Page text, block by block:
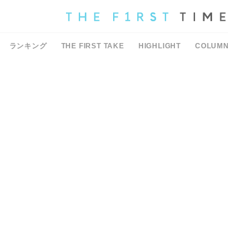
ランキング THE FIRST TAKE HIGHLIGHT COLUMN